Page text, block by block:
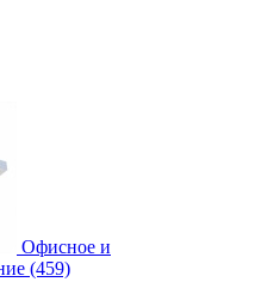
Офисное и
(459)